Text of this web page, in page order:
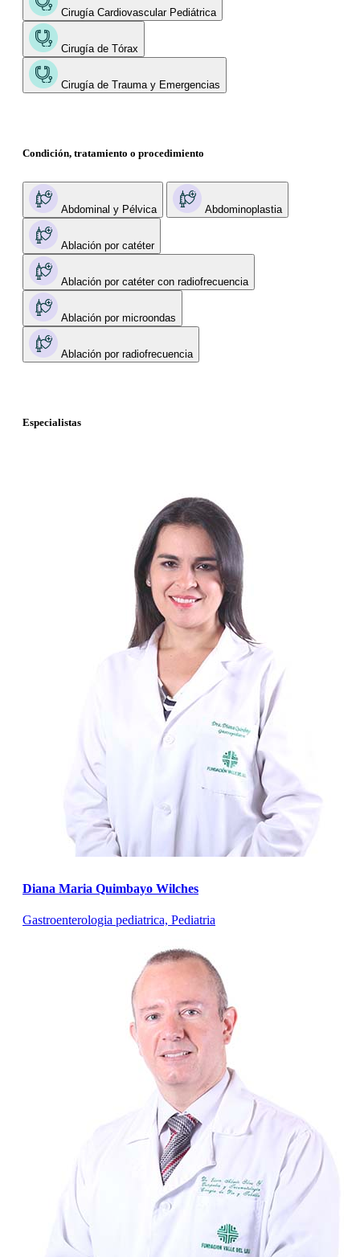
Cirugía Cardiovascular Pediátrica
Cirugía de Tórax
Cirugía de Trauma y Emergencias
Condición, tratamiento o procedimiento
Abdominal y Pélvica Abdominoplastia
Ablación por catéter
Ablación por catéter con radiofrecuencia
Ablación por microondas
Ablación por radiofrecuencia
Especialistas
Diana Maria Quimbayo Wilches
Gastroenterologia pediatrica, Pediatria